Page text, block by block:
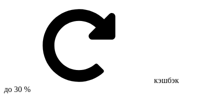
кэшбэк
до 30 %